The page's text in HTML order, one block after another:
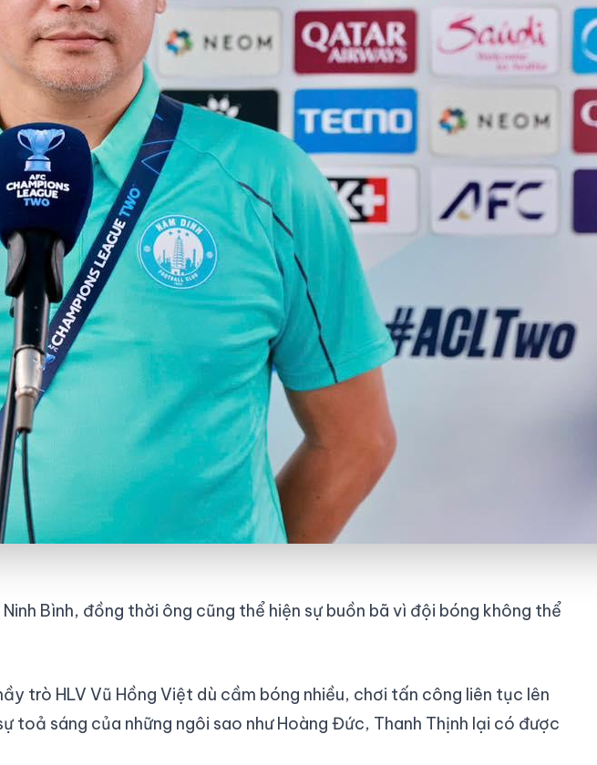
Bình, đồng thời ông cũng thể hiện sự buồn bã vì đội bóng không thể
trò HLV Vũ Hồng Việt dù cầm bóng nhiều, chơi tấn công liên tục lên
toả sáng của những ngôi sao như Hoàng Đức, Thanh Thịnh lại có được